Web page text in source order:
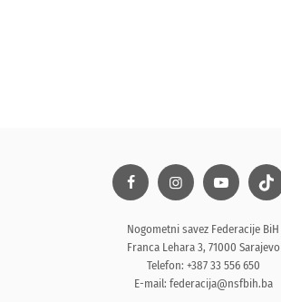
Nogometni savez Federacije BiH
Franca Lehara 3, 71000 Sarajevo
Telefon: +387 33 556 650
E-mail: federacija@nsfbih.ba